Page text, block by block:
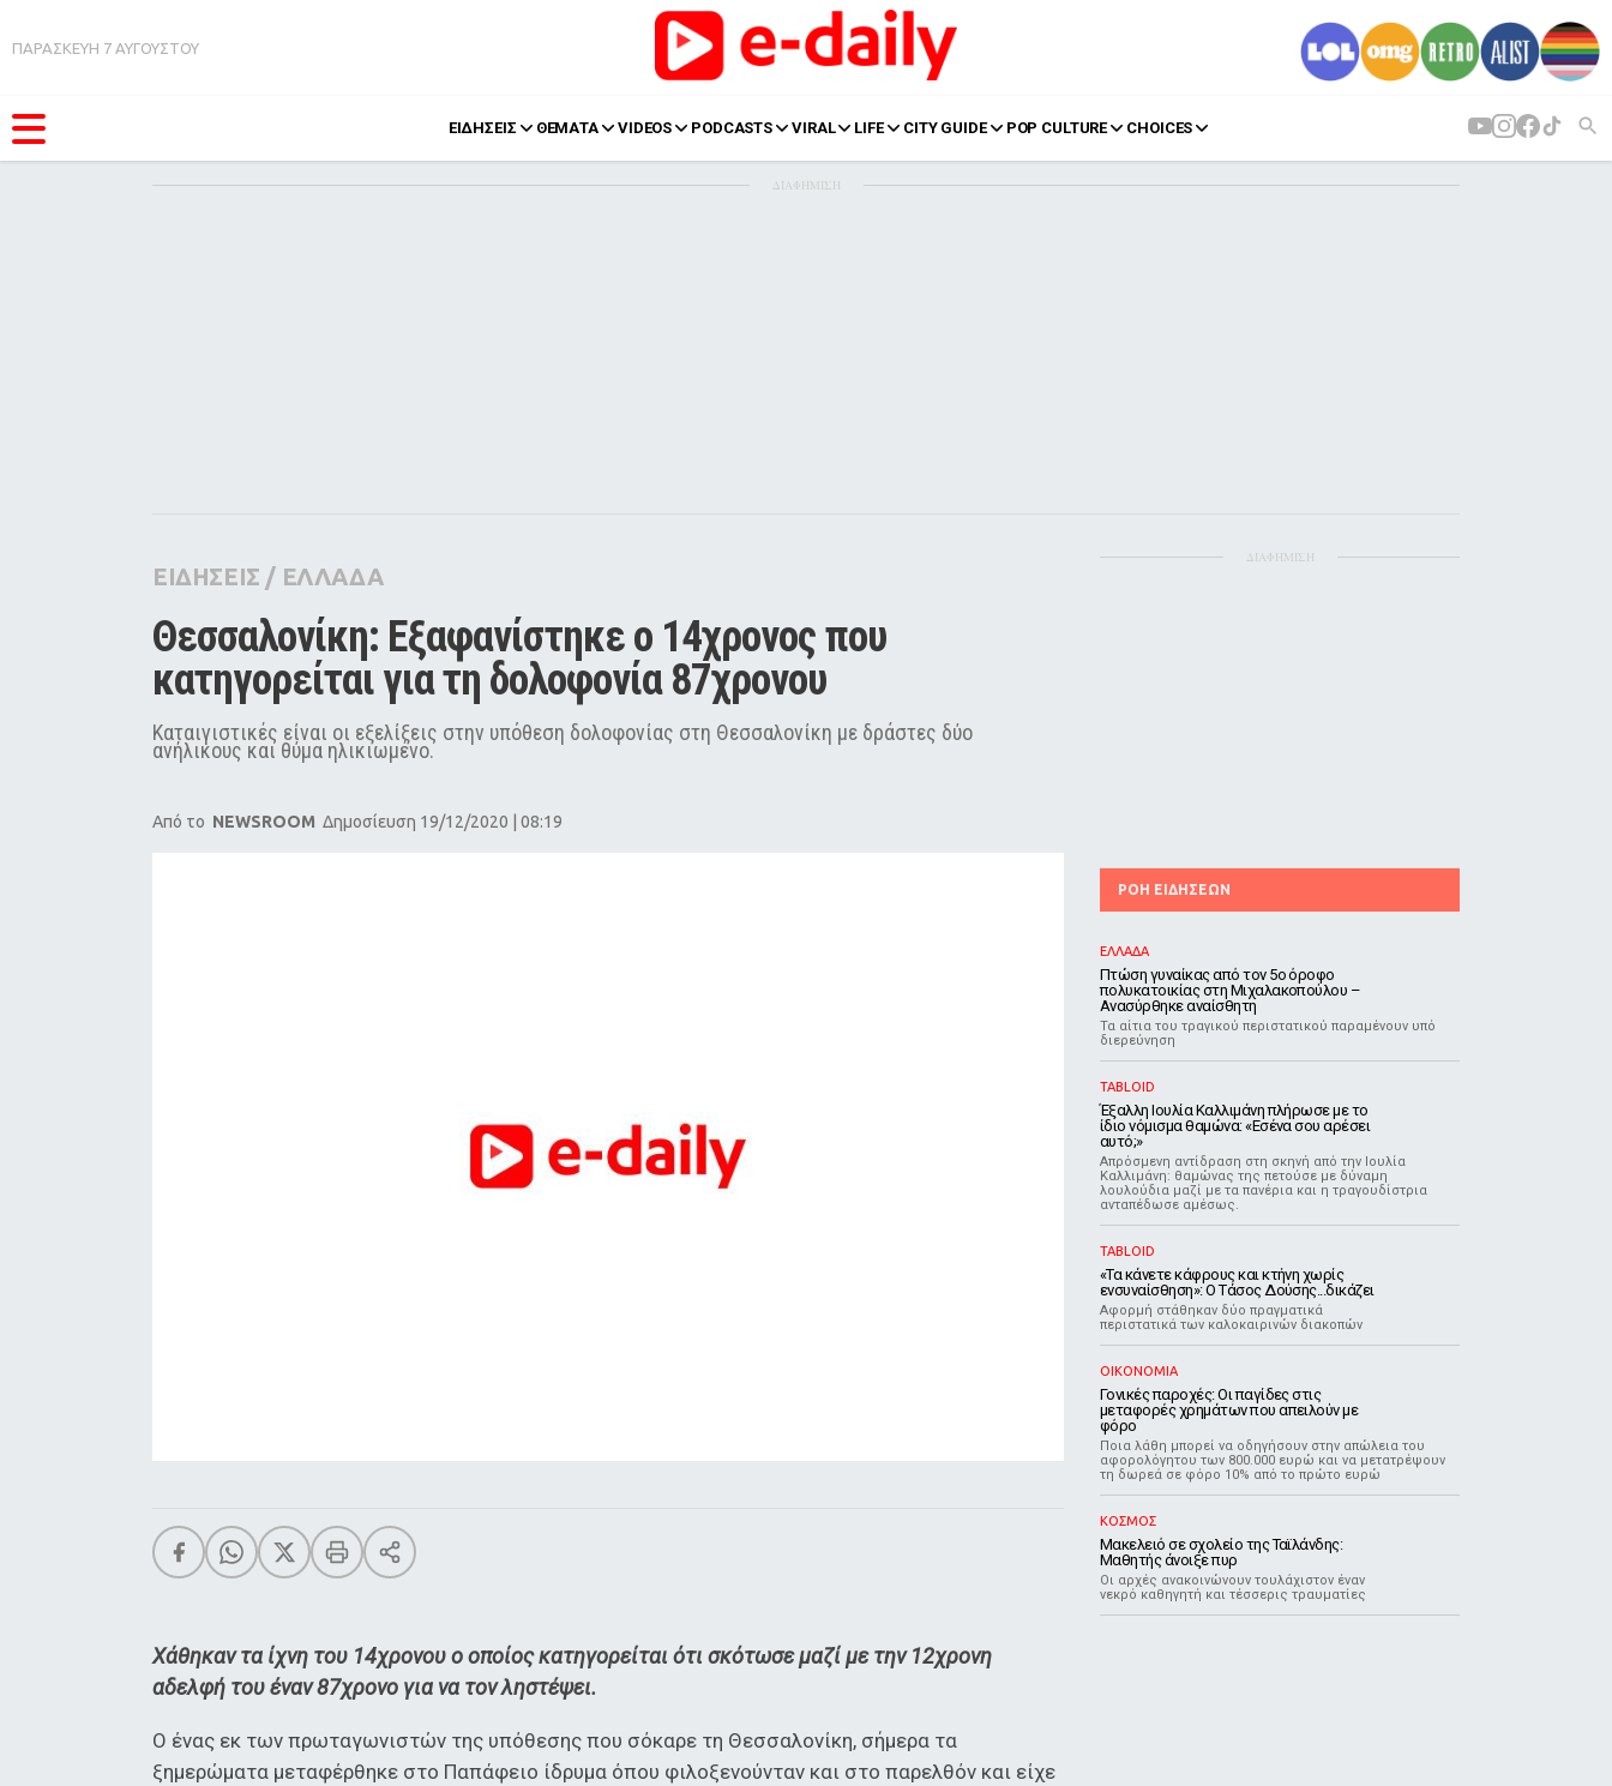
ΠΑΡΑΣΚΕΥΗ 7 ΑΥΓΟΥΣΤΟΥ
ΕΙΔΗΣΕΙΣ ΘΕΜΑΤΑ VIDEOS PODCASTS VIRAL LIFE CITY GUIDE POP CULTURE CHOICES
Pop Culture
Agenda
ΔΙΑΦΗΜΙΣΗ
ΕΙΔΗΣΕΙΣ / ΕΛΛΑΔΑ
Θεσσαλονίκη: Εξαφανίστηκε ο 14χρονος που
κατηγορείται για τη δολοφονία 87χρονου
Καταιγιστικές είναι οι εξελίξεις στην υπόθεση δολοφονίας στη Θεσσαλονίκη με δράστες δύο
ανήλικους και θύμα ηλικιωμένο.
Από το NEWSROOM Δημοσίευση 19/12/2020 | 08:19
Χάθηκαν τα ίχνη του 14χρονου ο οποίος κατηγορείται ότι σκότωσε μαζί με την 12χρονη
αδελφή του έναν 87χρονο για να τον ληστέψει.
Ο ένας εκ των πρωταγωνιστών της υπόθεσης που σόκαρε τη Θεσσαλονίκη, σήμερα τα
ξημερώματα μεταφέρθηκε στο Παπάφειο ίδρυμα όπου φιλοξενούνταν και στο παρελθόν και είχε
ΔΙΑΦΗΜΙΣΗ
ΡΟΗ ΕΙΔΗΣΕΩΝ
ΕΛΛΑΔΑ
Πτώση γυναίκας από τον 5ο όροφο
πολυκατοικίας στη Μιχαλακοπούλου –
Ανασύρθηκε αναίσθητη
Τα αίτια του τραγικού περιστατικού παραμένουν υπό
διερεύνηση
TABLOID
Έξαλλη Ιουλία Καλλιμάνη πλήρωσε με το
ίδιο νόμισμα θαμώνα: «Εσένα σου αρέσει
αυτό;»
Απρόσμενη αντίδραση στη σκηνή από την Ιουλία
Καλλιμάνη: θαμώνας της πετούσε με δύναμη
λουλούδια μαζί με τα πανέρια και η τραγουδίστρια
ανταπέδωσε αμέσως.
TABLOID
«Τα κάνετε κάφρους και κτήνη χωρίς
ενσυναίσθηση»: Ο Τάσος Δούσης...δικάζει
Αφορμή στάθηκαν δύο πραγματικά
περιστατικά των καλοκαιρινών διακοπών
ΟΙΚΟΝΟΜΙΑ
Γονικές παροχές: Οι παγίδες στις
μεταφορές χρημάτων που απειλούν με
φόρο
Ποια λάθη μπορεί να οδηγήσουν στην απώλεια του
αφορολόγητου των 800.000 ευρώ και να μετατρέψουν
τη δωρεά σε φόρο 10% από το πρώτο ευρώ
ΚΟΣΜΟΣ
Μακελειό σε σχολείο της Ταϊλάνδης:
Μαθητής άνοιξε πυρ
Οι αρχές ανακοινώνουν τουλάχιστον έναν
νεκρό καθηγητή και τέσσερις τραυματίες